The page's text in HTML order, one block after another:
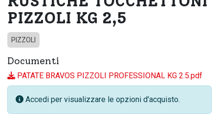
PIZZOLI KG 2,5
PIZZOLI
Documenti
PATATE BRAVOS PIZZOLI PROFESSIONAL KG 2.5.pdf
Accedi per visualizzare le opzioni d'acquisto.